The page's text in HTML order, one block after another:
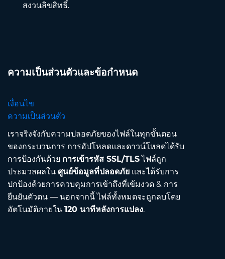
สงวนลิขสิทธิ์.
ความเป็นส่วนตัวและข้อกำหนด
เงื่อนไข
ความเป็นส่วนตัว
เราจริงจังกับความปลอดภัยของไฟล์ในทุกขั้นตอน
ของกระบวนการ การอัปโหลดและดาวน์โหลดได้รับ
การป้องกันด้วย การเข้ารหัส SSL/TLSไฟล์ถูก
ประมวลผลใน ศูนย์ข้อมูลที่ปลอดภัย และได้รับการ
ปกป้องด้วยการควบคุมการเข้าถึงที่เข้มงวด & การ
ยืนยันตัวตน — นอกจากนี้ ไฟล์ทั้งหมดจะถูกลบโดย
อัตโนมัติภายใน 120 นาทีหลังการแปลง.